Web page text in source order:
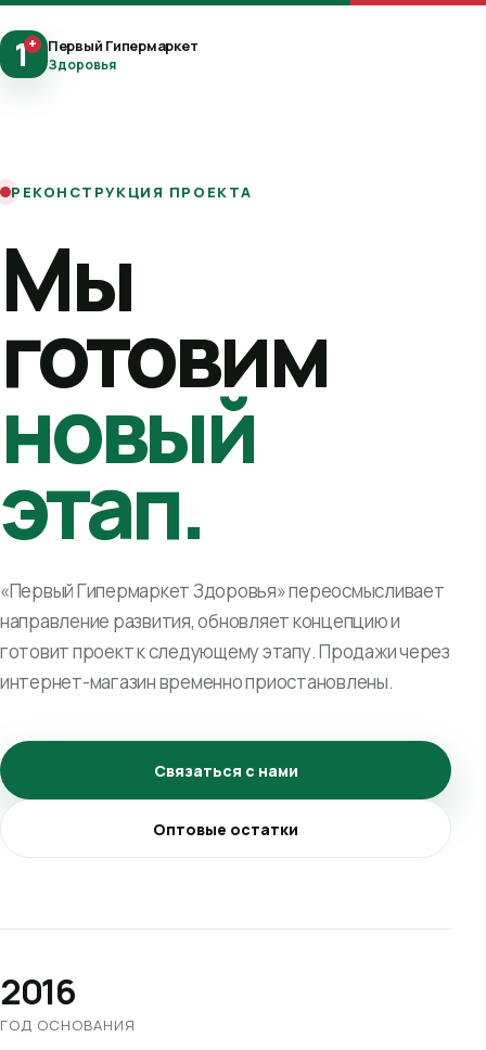
1+ Первый Гипермаркет
Здоровья
РЕКОНСТРУКЦИЯ ПРОЕКТА
Мы
готовим
новый
этап.
«Первый Гипермаркет Здоровья» переосмысливает
направление развития, обновляет концепцию и
готовит проект к следующему этапу. Продажи через
интернет-магазин временно приостановлены.
Связаться с нами
Оптовые остатки
2016
ГОД ОСНОВАНИЯ